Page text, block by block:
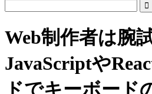
Web制作者は腕
JavaScriptや
ドでキーボード